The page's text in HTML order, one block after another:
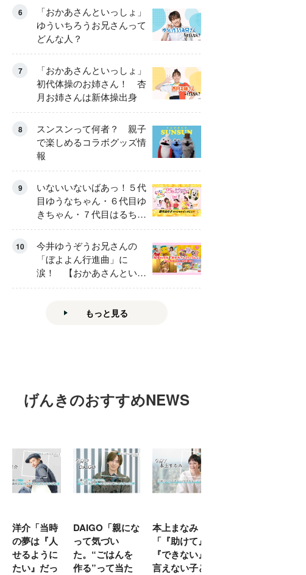
6
「おかあさんといっしょ」
ゆういちろうお兄さんって
どんな人？
7
「おかあさんといっしょ」
初代体操のお姉さん！ 杏
月お姉さんは新体操出身
8
スンスンって何者？ 親子
で楽しめるコラボグッズ情
報
9
いないいないばあっ！５代
目ゆうなちゃん・６代目ゆ
きちゃん・７代目はるちゃ
ん スペシャルインタビュ
ー
10
今井ゆうぞうお兄さんの
「ぼよよん行進曲」に
涙！ 【おかあさんといっ
しょ65周年特別番組】
もっと見る
げんきのおすすめNEWS
窪塚洋介「当時
の俺の夢は『人
と話せるように
なりたい』だっ
DAIGO「親にな
って気づい
た。“ごはんを
作る”って当た
本上まなみ
「『助けて』
『できない』が
言えない子ども